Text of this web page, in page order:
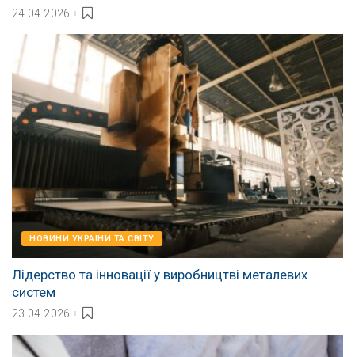
24.04.2026
НОВИНИ УКРАЇНИ ТА СВІТУ
Лідерство та інновації у виробництві металевих
систем
23.04.2026